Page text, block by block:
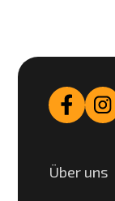
Über uns